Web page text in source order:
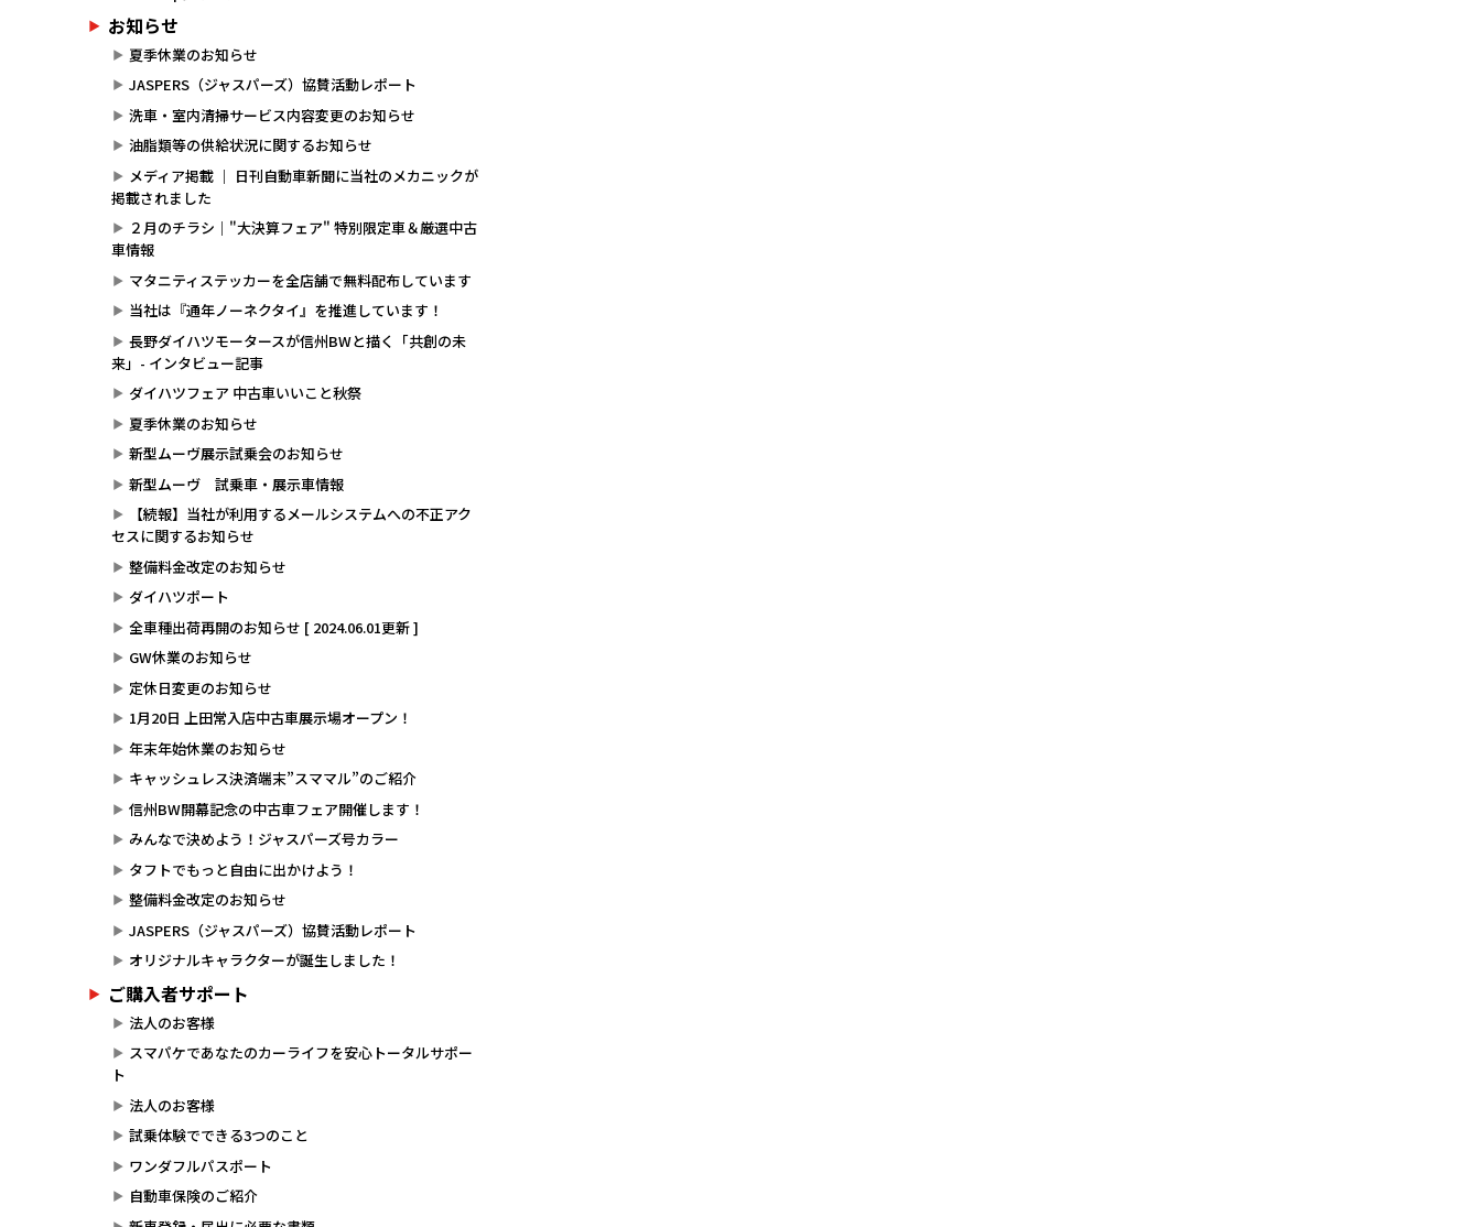
お知らせ
夏季休業のお知らせ
JASPERS（ジャスパーズ）協賛活動レポート
洗車・室内清掃サービス内容変更のお知らせ
油脂類等の供給状況に関するお知らせ
メディア掲載 ｜ 日刊自動車新聞に当社のメカニックが
掲載されました
２月のチラシ｜"大決算フェア" 特別限定車＆厳選中古
車情報
マタニティステッカーを全店舗で無料配布しています
当社は『通年ノーネクタイ』を推進しています！
長野ダイハツモータースが信州BWと描く「共創の未
来」- インタビュー記事
ダイハツフェア 中古車いいこと秋祭
夏季休業のお知らせ
新型ムーヴ展示試乗会のお知らせ
新型ムーヴ 試乗車・展示車情報
【続報】当社が利用するメールシステムへの不正アク
セスに関するお知らせ
整備料金改定のお知らせ
ダイハツポート
全車種出荷再開のお知らせ [ 2024.06.01更新 ]
GW休業のお知らせ
定休日変更のお知らせ
1月20日 上田常入店中古車展示場オープン！
年末年始休業のお知らせ
キャッシュレス決済端末”スママル”のご紹介
信州BW開幕記念の中古車フェア開催します！
みんなで決めよう！ジャスパーズ号カラー
タフトでもっと自由に出かけよう！
整備料金改定のお知らせ
JASPERS（ジャスパーズ）協賛活動レポート
オリジナルキャラクターが誕生しました！
ご購入者サポート
法人のお客様
スマパケであなたのカーライフを安心トータルサポー
ト
法人のお客様
試乗体験でできる3つのこと
ワンダフルパスポート
自動車保険のご紹介